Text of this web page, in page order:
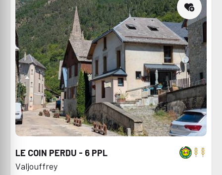
LE COIN PERDU - 6 PPL
Valjouffrey